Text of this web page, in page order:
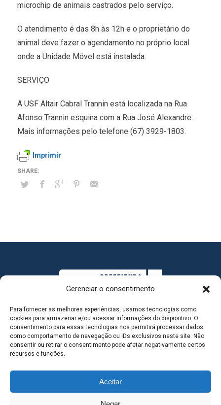
Gerenciar o consentimento
Para fornecer as melhores experiências, usamos tecnologias como
cookies para armazenar e/ou acessar informações do dispositivo. O
consentimento para essas tecnologias nos permitirá processar dados
como comportamento de navegação ou IDs exclusivos neste site. Não
consentir ou retirar o consentimento pode afetar negativamente certos
recursos e funções.
Aceitar
microchip de animais castrados pelo serviço.
O atendimento é das 8h às 12h e o proprietário do
animal deve fazer o agendamento no próprio local
onde a Unidade Móvel está instalada.
SERVIÇO
A USF Altair Cabral Trannin está localizada na Rua
Afonso Trannin esquina com a Rua José Alexandre .
Mais informações pelo telefone (67) 3929-1803.
Imprimir
MAPA DO SITE